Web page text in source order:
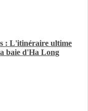
: L'itinéraire ultime
baie d'Ha Long